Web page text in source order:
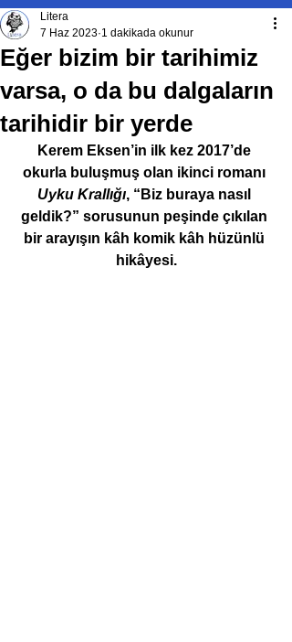
Eğer bizim bir tarihimiz
varsa, o da bu dalgaların
tarihidir bir yerde
Litera
7 Haz 2023 1 dakikada okunur
Kerem Eksen’in ilk kez 2017’de
okurla buluşmuş olan ikinci romanı
Uyku Krallığı, “Biz buraya nasıl
geldik?” sorusunun peşinde çıkılan
bir arayışın kâh komik kâh hüzünlü
hikâyesi.